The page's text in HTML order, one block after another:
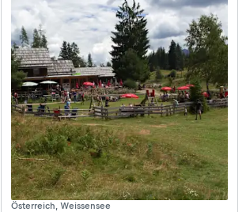
Österreich, Weissensee